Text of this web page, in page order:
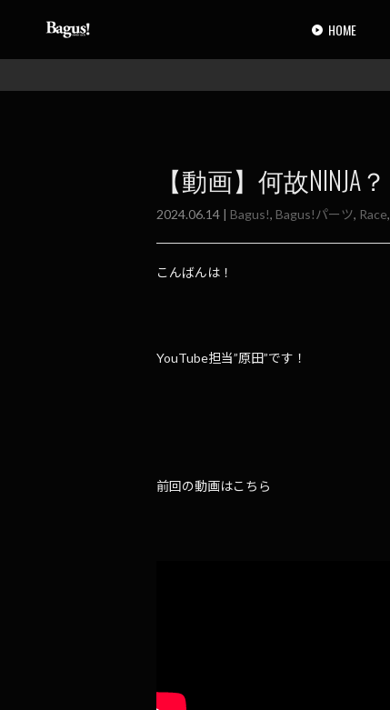
ン
ー
HOME
【動画】何故NINJA？
2024.06.14 | Bagus!, Bagus!パーツ, Race,
こんばんは！
YouTube担当”原田”です！
前回の動画はこちら